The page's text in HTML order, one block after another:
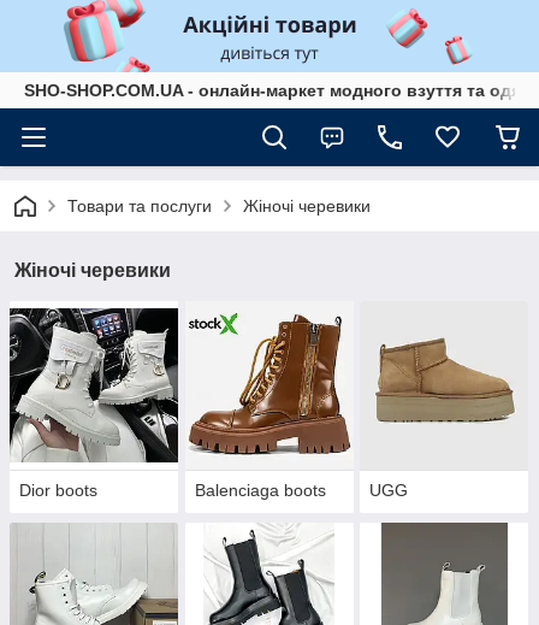
SHO-SHOP.COM.UA - онлайн-маркет модного взуття та
Товари та послуги Жіночі черевики
Жіночі черевики
Dior boots Balenciaga boots UGG